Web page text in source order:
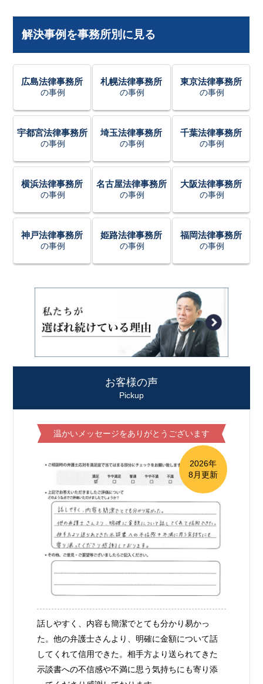
解決事例を事務所別に見る
広島法律事務所
の事例
札幌法律事務所
の事例
東京法律事務所
の事例
宇都宮法律事務所
の事例
埼玉法律事務所
の事例
千葉法律事務所
の事例
横浜法律事務所
の事例
名古屋法律事務所
の事例
大阪法律事務所
の事例
神戸法律事務所
の事例
姫路法律事務所
の事例
福岡法律事務所
の事例
お客様の声
Pickup
温かいメッセージをありがとうございます
2026年
8月更新
話しやすく、内容も簡潔でとても分かり易かっ
た。他の弁護士さんより、明確に金額について話
してくれて信用できた。相手方より送られてきた
示談書への不信感や不満に思う気持ちにも寄り添